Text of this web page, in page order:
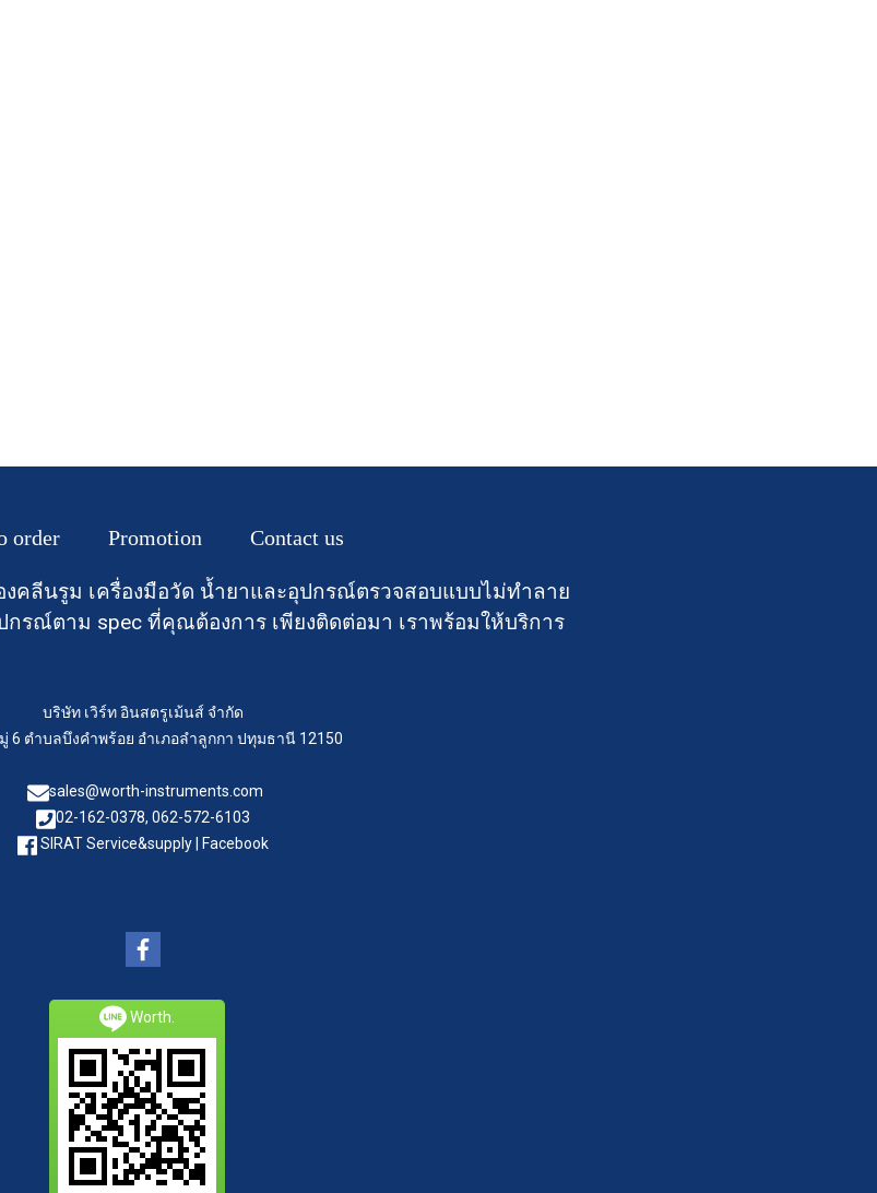
order Promotion Contact us
คลีนรูม เครื่องมือวัด น้ำยาและอุปกรณ์ตรวจสอบแบบไม่ทำลาย
กรณ์ตาม spec ที่คุณต้องการ เพียงติดต่อมา เราพร้อมให้บริการ
บริษัท เวิร์ท อินสตรูเม้นส์ จำกัด
6 ตำบลบึงคำพร้อย อำเภอลำลูกกา ปทุมธานี 12150
sales@worth-instruments.com
02-162-0378, 062-572-6103
SIRAT Service&supply | Facebook
Worth.